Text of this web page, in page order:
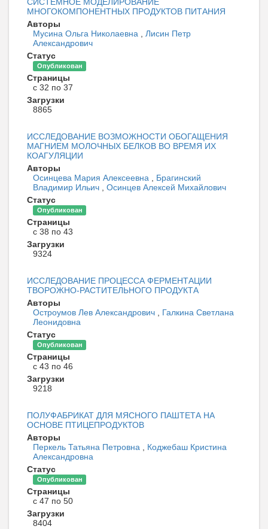
МНОГОКОМПОНЕНТНЫХ ПРОДУКТОВ ПИТАНИЯ
Авторы
Мусина Ольга Николаевна
Лисин Петр
Александрович
Статус
Опубликован
Страницы
с 32 по 37
Загрузки
8865
ИССЛЕДОВАНИЕ ВОЗМОЖНОСТИ ОБОГАЩЕНИЯ
МАГНИЕМ МОЛОЧНЫХ БЕЛКОВ ВО ВРЕМЯ ИХ
КОАГУЛЯЦИИ
Авторы
Осинцева Мария Алексеевна
Брагинский
Владимир Ильич
Осинцев Алексей Михайлович
Статус
Опубликован
Страницы
с 38 по 43
Загрузки
9324
ИССЛЕДОВАНИЕ ПРОЦЕССА ФЕРМЕНТАЦИИ
ТВОРОЖНО-РАСТИТЕЛЬНОГО ПРОДУКТА
Авторы
Остроумов Лев Александрович
Галкина Светлана
Леонидовна
Статус
Опубликован
Страницы
с 43 по 46
Загрузки
9218
ПОЛУФАБРИКАТ ДЛЯ МЯСНОГО ПАШТЕТА НА
ОСНОВЕ ПТИЦЕПРОДУКТОВ
Авторы
Перкель Татьяна Петровна
Коджебаш Кристина
Александровна
Статус
Опубликован
Страницы
с 47 по 50
Загрузки
8404